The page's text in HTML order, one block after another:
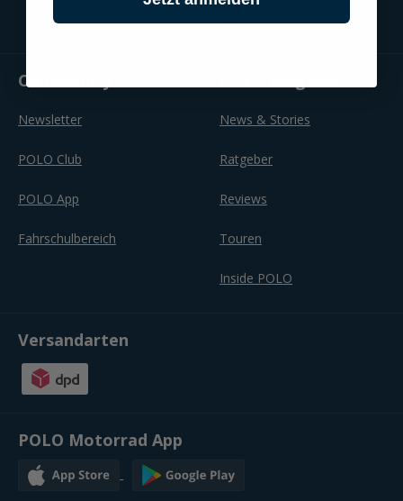
Community
Newsletter
POLO Club
POLO App
Fahrschulbereich
News & Stories
Ratgeber
Reviews
Touren
Inside POLO
Versandarten
POLO Motorrad App